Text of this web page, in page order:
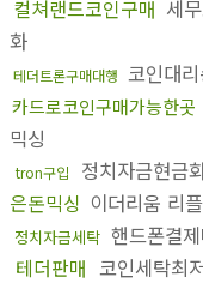
컬쳐랜드코인구매 세
화
테더트론구매대행 코인대
카드로코인구매가능한곳
믹싱
tron구입 정치자금현금
은돈믹싱 이더리움 리플
정치자금세탁 핸드폰결
테더판매 코인세탁최